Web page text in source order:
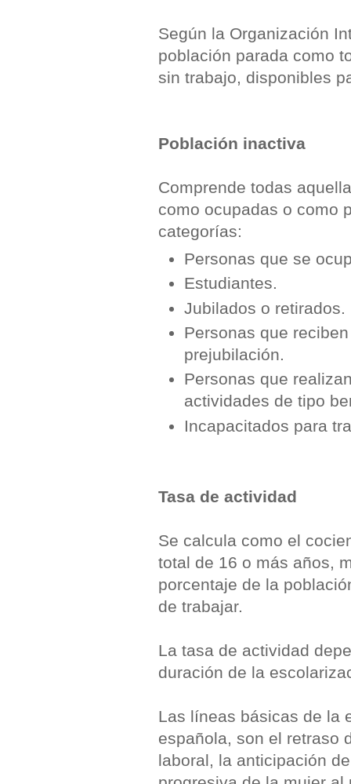
Según la Organización
población parada como
sin trabajo, disponibles
Población inactiva
Comprende todas
como ocupadas o como
categorías:
Personas que se
Estudiantes.
Jubilados o retirados.
Personas que
prejubilación.
Personas que
actividades de tipo
Incapacitados para
Tasa de actividad
Se calcula como el
total de 16 o más años,
porcentaje de la
de trabajar.
La tasa de actividad
duración de la
Las líneas básicas de la
española, son el retraso
laboral, la anticipación